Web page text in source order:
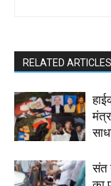
RELATED ARTICLES
संत